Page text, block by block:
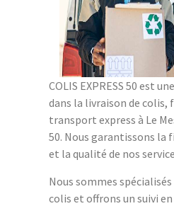
COLIS EXPRESS 50 est
dans la livraison de colis,
transport express à Le
50. Nous garantissons
et la qualité de nos
Nous sommes
colis et offrons un suivi